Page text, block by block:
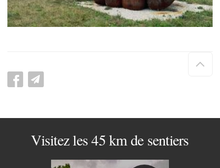
de
Visitez les 45 km de sentiers